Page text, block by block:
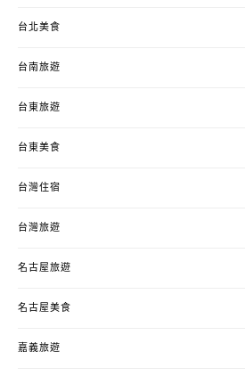
台北美食
台南旅遊
台東旅遊
台東美食
台灣住宿
台灣旅遊
名古屋旅遊
名古屋美食
嘉義旅遊